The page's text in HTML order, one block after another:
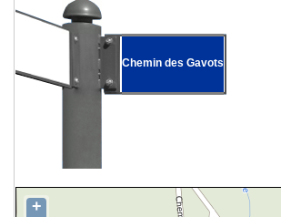
Chemin des Gavots
+